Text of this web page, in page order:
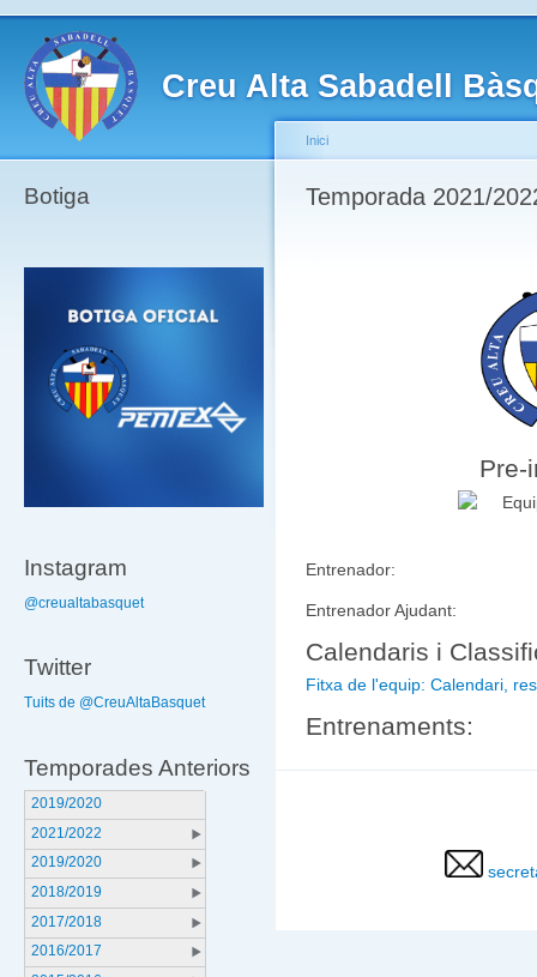
Creu Alta Sabadell
Botiga
Instagram
@creualtabasquet
Twitter
Tuits de @CreuAltaBasquet
Temporades Anteriors
2019/2020
2021/2022
2019/2020
2018/2019
2017/2018
2016/2017
Inici
Temporada 2021/
Pre-
Entrenador:
Entrenador Ajudant:
Calendaris i
Fitxa de l'equip: Calendari,
Entrenaments: